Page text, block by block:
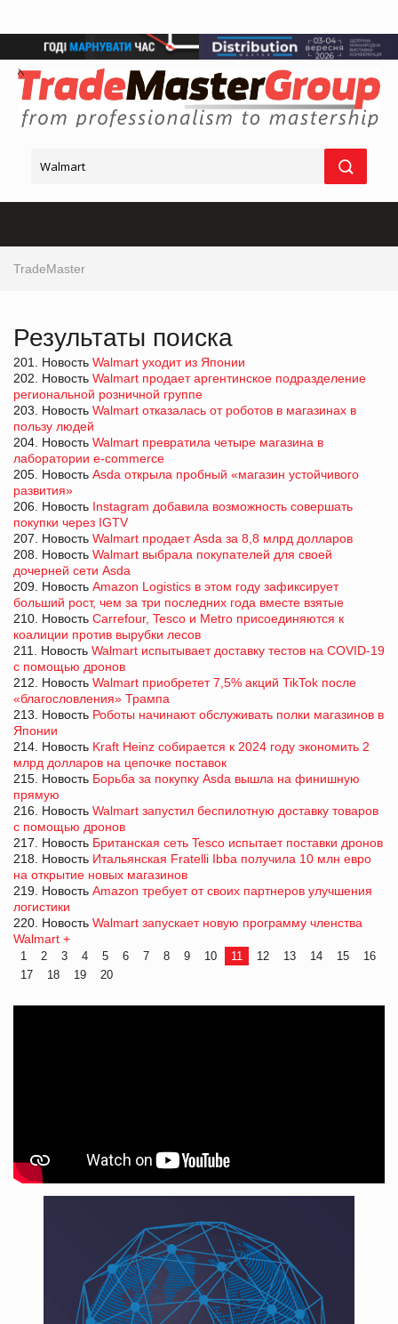
TradeMaster
Результаты поиска
201. Новость Walmart уходит из Японии
202. Новость Walmart продает аргентинское подразделение
региональной розничной группе
203. Новость Walmart отказалась от роботов в магазинах в
пользу людей
204. Новость Walmart превратила четыре магазина в
лаборатории e-commerce
205. Новость Asda открыла пробный «магазин устойчивого
развития»
206. Новость Instagram добавила возможность совершать
покупки через IGTV
207. Новость Walmart продает Asda за 8,8 млрд долларов
208. Новость Walmart выбрала покупателей для своей
дочерней сети Asda
209. Новость Amazon Logistics в этом году зафиксирует
больший рост, чем за три последних года вместе взятые
210. Новость Carrefour, Tesco и Metro присоединяются к
коалиции против вырубки лесов
211. Новость Walmart испытывает доставку тестов на COVID-19
с помощью дронов
212. Новость Walmart приобретет 7,5% акций TikTok после
«благословления» Трампа
213. Новость Роботы начинают обслуживать полки магазинов в
Японии
214. Новость Kraft Heinz собирается к 2024 году экономить 2
млрд долларов на цепочке поставок
215. Новость Борьба за покупку Asda вышла на финишную
прямую
216. Новость Walmart запустил беспилотную доставку товаров
с помощью дронов
217. Новость Британская сеть Tesco испытает поставки дронов
218. Новость Итальянская Fratelli Ibba получила 10 млн евро
на открытие новых магазинов
219. Новость Amazon требует от своих партнеров улучшения
логистики
220. Новость Walmart запускает новую программу членства
Walmart +
1 2 3 4 5 6 7 8 9 10 11 12 13 14 15
16
17
18 19 20